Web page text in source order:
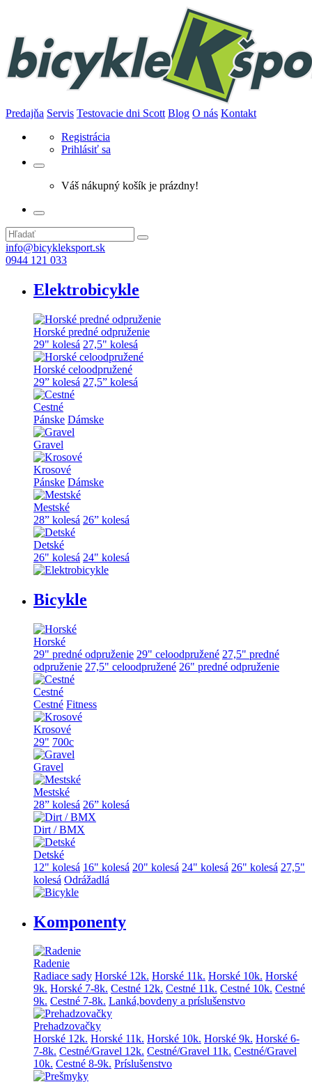
Predajňa Servis Testovacie dni Scott Blog O nás Kontakt
Registrácia
Prihlásiť sa
Váš nákupný košík je prázdny!
info@bicykleksport.sk
0944 121 033
Elektrobicykle
Horské predné odpruženie
29" kolesá 27,5" kolesá
Horské celoodpružené
29” kolesá 27,5” kolesá
Cestné
Pánske Dámske
Gravel
Krosové
Pánske Dámske
Mestské
28” kolesá 26” kolesá
Detské
26" kolesá 24" kolesá
Bicykle
Horské
29" predné odpruženie 29" celoodpružené 27,5" predné
odpruženie 27,5" celoodpružené 26" predné odpruženie
Cestné
Cestné Fitness
Krosové
29" 700c
Gravel
Mestské
28” kolesá 26” kolesá
Dirt / BMX
Detské
12" kolesá 16" kolesá 20" kolesá 24" kolesá 26" kolesá 27,5"
kolesá Odrážadlá
Komponenty
Radenie
Radiace sady Horské 12k. Horské 11k. Horské 10k. Horské
9k. Horské 7-8k. Cestné 12k. Cestné 11k. Cestné 10k. Cestné
9k. Cestné 7-8k. Lanká,bovdeny a príslušenstvo
Prehadzovačky
Horské 12k. Horské 11k. Horské 10k. Horské 9k. Horské 6-
7-8k. Cestné/Gravel 12k. Cestné/Gravel 11k. Cestné/Gravel
10k. Cestné 8-9k. Príslušenstvo